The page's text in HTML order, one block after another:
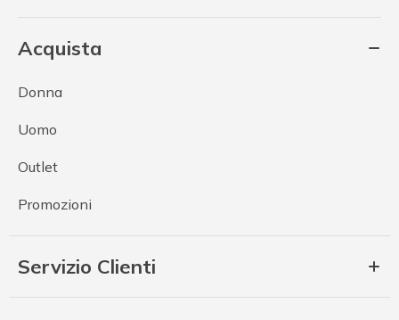
Acquista
Donna
Uomo
Outlet
Promozioni
Servizio Clienti